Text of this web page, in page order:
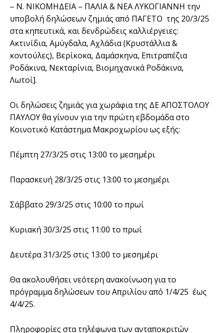
– Ν. ΝΙΚΟΜΗΔΕΙΑ – ΠΑΛΙΑ & ΝΕΑ ΛΥΚΟΓΙΑΝΝΗ την
υποβολή δηλώσεων ζημιάς από ΠΑΓΕΤΟ της 20/3/25
στα κηπευτικά, και δενδρώδεις καλλιέργειες:
Ακτινίδια, Αμύγδαλα, Αχλάδια (Κρυστάλλια &
κοντούλες), Βερίκοκα, Δαμάσκηνα, Επιτραπέζια
Ροδάκινα, Νεκταρίνια, Βιομηχανικά Ροδάκινα,
Λωτοί].
Οι δηλώσεις ζημιάς για χωράφια της ΔΕ ΑΠΟΣΤΟΛΟΥ
ΠΑΥΛΟΥ θα γίνουν για την πρώτη εβδομάδα στο
Κοινοτικό Κατάστημα Μακροχωρίου ως εξής:
Πέμπτη 27/3/25 στις 13:00 το μεσημέρι
Παρασκευή 28/3/25 στις 13:00 το μεσημέρι
Σάββατο 29/3/25 στις 10:00 το πρωί
Κυριακή 30/3/25 στις 11:00 το πρωί
Δευτέρα 31/3/25 στις 13:00 το μεσημέρι
Θα ακολουθήσει νεότερη ανακοίνωση για το
πρόγραμμα δηλώσεων του Απριλίου από 1/4/25 έως
4/4/25.
Πληροφορίες στα τηλέφωνα των ανταποκριτών